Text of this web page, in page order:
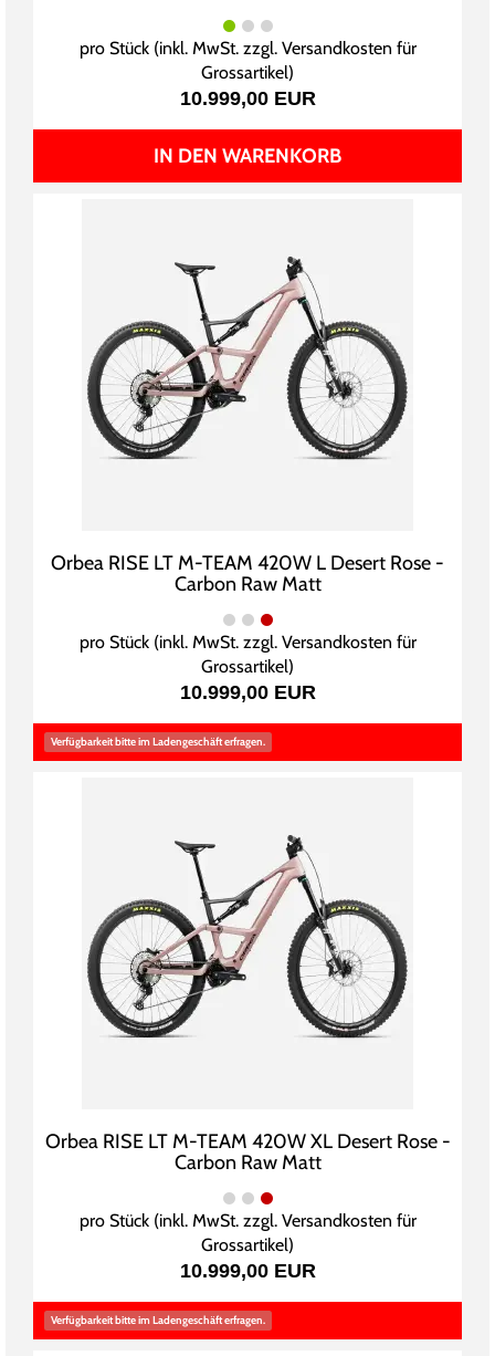
pro Stück (inkl. MwSt. zzgl. Versandkosten für
Grossartikel)
10.999,00 EUR
IN DEN WARENKORB
Orbea RISE LT M-TEAM 420W L Desert Rose -
Carbon Raw Matt
pro Stück (inkl. MwSt. zzgl. Versandkosten für
Grossartikel)
10.999,00 EUR
Verfügbarkeit bitte im Ladengeschäft erfragen.
Orbea RISE LT M-TEAM 420W XL Desert Rose -
Carbon Raw Matt
pro Stück (inkl. MwSt. zzgl. Versandkosten für
Grossartikel)
10.999,00 EUR
Verfügbarkeit bitte im Ladengeschäft erfragen.